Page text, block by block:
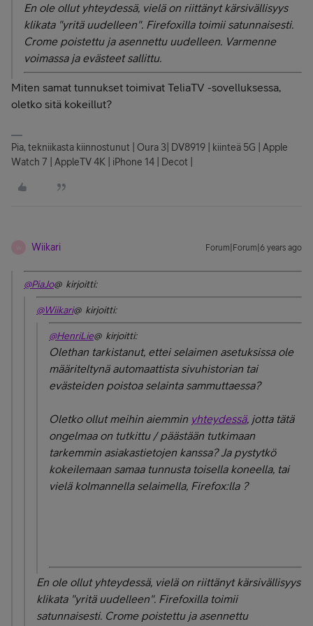
En ole ollut yhteydessä, vielä on riittänyt kärsivällisyys
klikata "yritä uudelleen". Firefoxilla toimii satunnaisesti.
Crome poistettu ja asennettu uudelleen. Varmenne
voimassa ja evästeet sallittu.
Miten samat tunnukset toimivat TeliaTV -sovelluksessa,
oletko sitä kokeillut?
Pia, tekniikasta kiinnostunut | Oura 3| DV8919 | kiinteä 5G | Apple
Watch 7 | AppleTV 4K | iPhone 14 | Decot |
Wiikari Forum|Forum|6 years ago
@PiaJo@ kirjoitti:
@Wiikari@ kirjoitti:
@HenriLie@ kirjoitti:
Olethan tarkistanut, ettei selaimen asetuksissa ole
määriteltynä automaattista sivuhistorian tai
evästeiden poistoa selainta sammuttaessa?
Oletko ollut meihin aiemmin yhteydessä, jotta tätä
ongelmaa on tutkittu / päästään tutkimaan
tarkemmin asiakastietojen kanssa? Ja pystytkö
kokeilemaan samaa tunnusta toisella koneella, tai
vielä kolmannella selaimella, Firefox:lla ?
En ole ollut yhteydessä, vielä on riittänyt kärsivällisyys
klikata "yritä uudelleen". Firefoxilla toimii
satunnaisesti. Crome poistettu ja asennettu